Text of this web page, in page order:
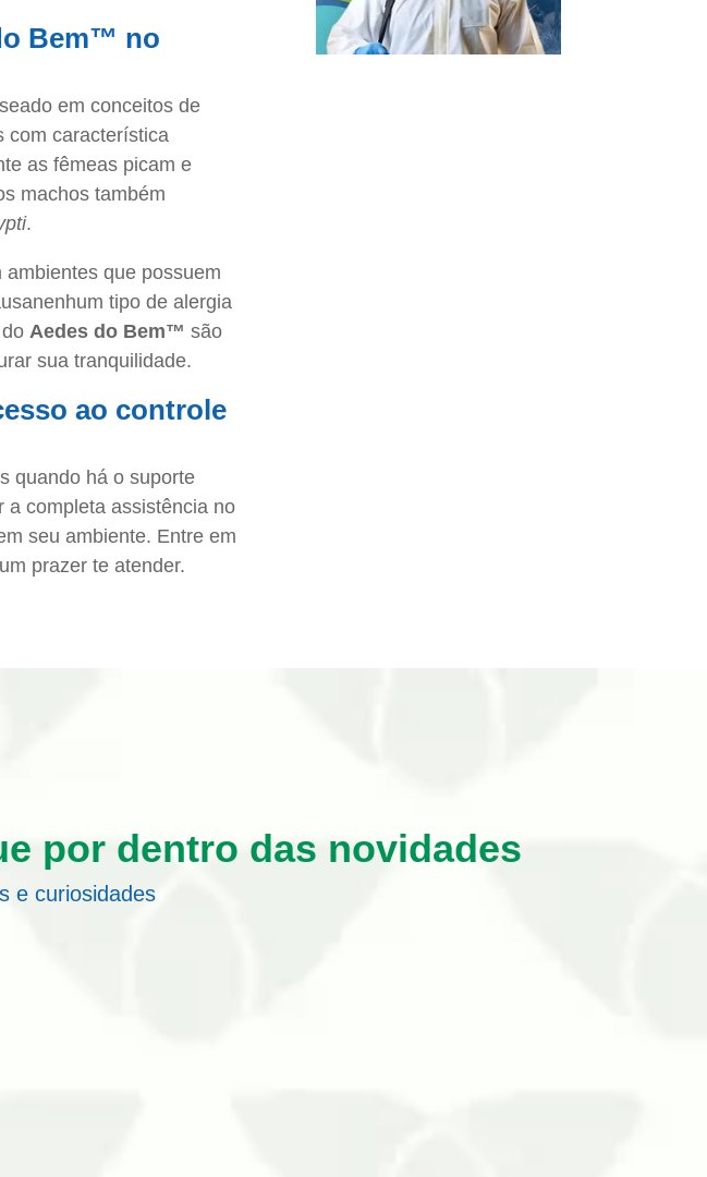
Bem™ no
em conceitos de
com característica
as fêmeas picam e
machos também
.
ambientes que possuem
tipo de alergia
Aedes do Bem™ são
sua tranquilidade.
ao controle
quando há o suporte
a completa assistência no
seu ambiente. Entre em
prazer te atender.
por dentro das novidades
e curiosidades